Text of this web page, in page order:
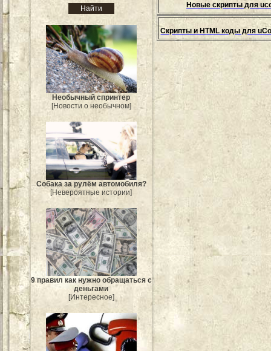
Необычный спринтер
[Новости о необычном]
Собака за рулём автомобиля?
[Невероятные истории]
9 правил как нужно обращаться с
деньгами
[Интересное]
Новые скрипты для
Скрипты и HTML коды для